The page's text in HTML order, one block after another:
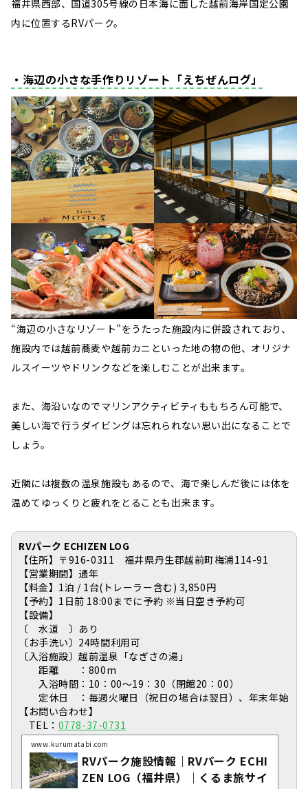
福井県西部、国道305号線の日本海に面した越前海岸国定公園
内に位置するRVパーク。
・海辺の小さな手作りリゾート「えちぜんログ」
“海辺の小さなリゾート”をうたった施設内に併設されており、
施設内では越前蕎麦や越前カニといった地の物の他、オリジナ
ルスイーツやドリンクなどを楽しむことが出来ます。
また、海沿いなのでマリンアクティビティももちろん可能で、
美しい海で行うダイビングは忘れられない思い出になることで
しょう。
近隣には複数の温泉施設もあるので、海で楽しんだ後には体を
温めてゆっくりと疲れをとることも出来ます。
RVパーク ECHIZEN LOG
【住所】 〒916-0311 福井県丹生郡越前町梅浦114-91
【営業期間】通年
【料金】1泊 / 1台(トレーラー含む) 3,850円
【予約】1日前 18:00までに予約 ※当日空き予約可
【設備】
〔 水道 〕あり
〔お手洗い〕24時間利用可
〔入浴施設〕越前温泉「なぎさの湯」
距離 ：800m
入浴時間：10：00～19：30（閉館20：00）
定休日 ：毎週火曜日（祝日の場合は翌日）、年末年始
【お問い合わせ】
TEL： 0778-37-0731
www.kurumatabi.com
RVパーク施設情報｜RVパーク ECHI
ZEN LOG（福井県）｜くるま旅サイ